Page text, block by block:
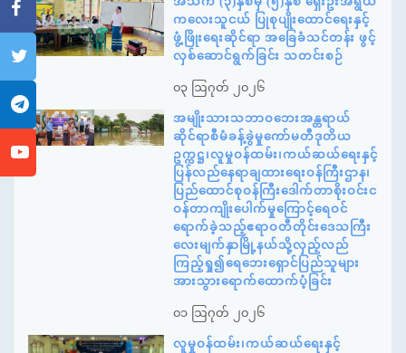
ကလေးသူငယ် ပြုစုပျိုးထောင်ရေးနှင့်
ဖွံ့ဖြိုးရေးဆိုင်ရာ အခြေခံသင်တန်း ဖွင့်
လှစ်ဆောင်ရွက်ခြင်း သတင်းစဉ်
၀၃ ဩဂုတ် ၂၀၂၆
အမျိုးသားသဘာဝဘေးအန္တရာယ်
ဆိုင်ရာစီမံခန့်ခွဲမှုကော်မတီဒုတိယ
ဥက္ကဋ္ဌ၊လူမှုဝန်ထမ်း၊ကယ်ဆယ်ရေးနှင့်
ပြန်လည်နေရာချထားရေးဝန်ကြီးဌာန၊
ပြည်ထောင်စုဝန်ကြီးဒေါက်တာစိုးဝင်းင
ဝန်တာကျိုးပေါက်မှုကြောင့်ရေဝင်
ရောက်ခဲ့သည့်ဧရာဝတီတိုင်းဒေသကြီး
လေးမျက်နှာမြို့နယ်သို့လှည့်လည်
ကြည့်ရှု၍ရေဘေးရှောင်ပြည်သူများ
အားသွားရောက်ထောက်ပံ့ခြင်း
၀၁ ဩဂုတ် ၂၀၂၆
လူမှုဝန်ထမ်း၊ကယ်ဆယ်ရေးနှင့်